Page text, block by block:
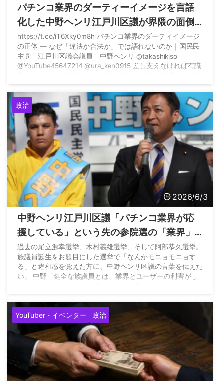
パチンコ業界のダーティーイメージを言語
化した中野ヘンリ江戸川区議が界隈の面倒
くさそうな層とずっとリプバトルしてる件
https://t.co/iT6Xky0m8h パチンコ業界のダーティイメージ
の正体 ― なぜ「違法か合法か」では語れないのか｜国民民
主党 江戸川区議会議員 中野ヘンリ @takashikiso
@YouTube45647214 @ura_ken0915 差し支えなければ有識
区議会議員】 (@Henry66239746 ...
政治
2026/6/3
中野ヘンリ江戸川区議「パチンコ業界が応
援している」という先の参院選の「業界」
という言葉の使い方が雑で族議員論にモヤ
モヤしていたらしい
過去の尾立源幸選挙、木村義雄選挙、そして阿部恭久選挙。
族議員誕生をお題目にした選挙で「なんかモニョモニョす
る」と違和感を覚えた方に、中野ヘンリ区議の言葉を伝えた
い。 中野「健全な族議員とは、業界とユーザーの利害がし
(@epachinko) June 3, 2026
YouTuber・イベンター 政治